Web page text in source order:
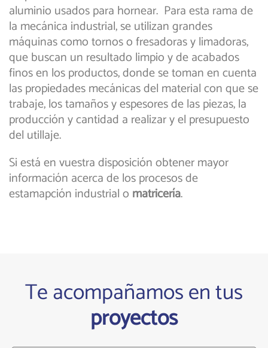
aluminio usados para hornear. Para esta rama de
la mecánica industrial, se utilizan grandes
máquinas como tornos o fresadoras y limadoras,
que buscan un resultado limpio y de acabados
finos en los productos, donde se toman en cuenta
las propiedades mecánicas del material con que se
trabaje, los tamaños y espesores de las piezas, la
producción y cantidad a realizar y el presupuesto
del utillaje.
Si está en vuestra disposición obtener mayor
información acerca de los procesos de
estamapción industrial o matricería.
Te acompañamos en tus
proyectos